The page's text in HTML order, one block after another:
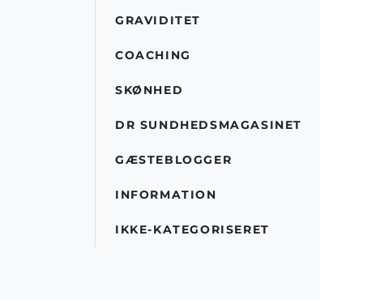
GRAVIDITET
COACHING
SKØNHED
DR SUNDHEDSMAGASINET
GÆSTEBLOGGER
INFORMATION
IKKE-KATEGORISERET